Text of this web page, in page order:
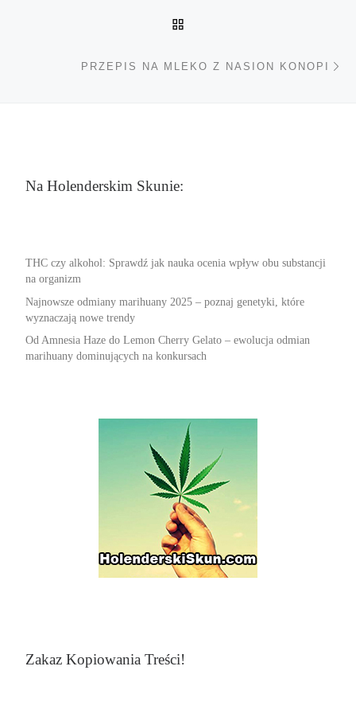
PRZEPIS NA MLEKO Z NASION KONOPI
Na Holenderskim Skunie:
THC czy alkohol: Sprawdź jak nauka ocenia wpływ obu substancji
na organizm
Najnowsze odmiany marihuany 2025 – poznaj genetyki, które
wyznaczają nowe trendy
Od Amnesia Haze do Lemon Cherry Gelato – ewolucja odmian
marihuany dominujących na konkursach
Zakaz Kopiowania Treści!